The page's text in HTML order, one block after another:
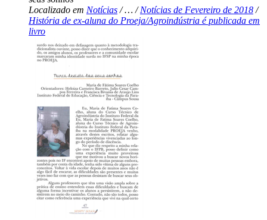
Localizado em Notícias /…/Notícias de Fevereiro de 2018 /
História de ex-aluna do Proeja/Agroindústria é publicada em
livro